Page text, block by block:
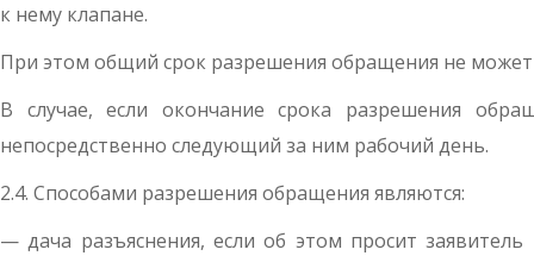
к нему клапане.
При этом общий срок разрешения обращения не
В случае, если окончание срока разрешения
непосредственно следующий за ним рабочий день.
2.4. Способами разрешения обращения являются:
— дача разъяснения, если об этом просит